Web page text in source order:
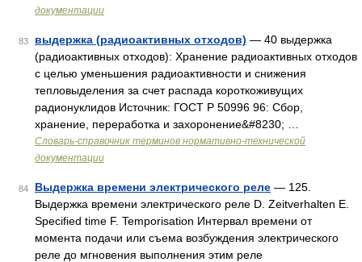
документации
83 выдержка (радиоактивных отходов) — 40 выдержка
(радиоактивных отходов): Хранение радиоактивных отходов
с целью уменьшения радиоактивности и снижения
тепловыделения за счет распада короткоживущих
радионуклидов Источник: ГОСТ Р 50996 96: Сбор,
хранение, переработка и захоронение&#8230; …
Словарь-справочник терминов нормативно-технической
документации
84 Выдержка времени электрического реле — 125.
Выдержка времени электрического реле D. Zeitverhalten E.
Specified time F. Temporisation Интервал времени от
момента подачи или съема возбуждения электрического
реле до мгновения выполнения этим реле